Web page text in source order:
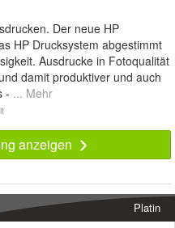
Der neue HP
HP Drucksystem abgestimmt
Ausdrucke in Fotoqualität
damit produktiver und auch
- ... Mehr
anzeigen
Platin